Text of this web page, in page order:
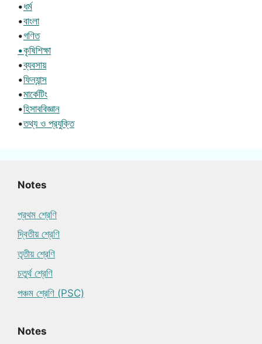
•ধর্ম
•বাংলা
•গণিত
•কৃষিশিক্ষা
•ব্যবসায়
•ফিন্যান্স
•মার্কেটিং
•হিসাববিজ্ঞান
•তথ্য ও প্রযুক্তি
Notes
প্রথম শ্রেণি
দ্বিতীয় শ্রেণি
তৃতীয় শ্রেণি
চতুর্থ শ্রেণি
পঞ্চম শ্রেণি (PSC)
Notes